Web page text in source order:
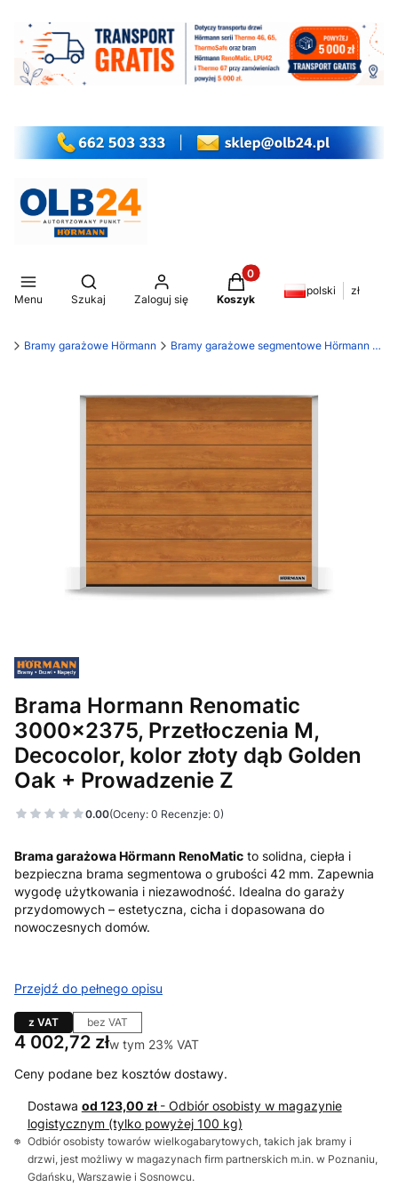
Menu
Otwórz wyszukiwarkę
Szukaj Zaloguj się
Produkty w koszyku: 0.
Koszyk
polski zł
Bramy garażowe Hörmann Bramy garażowe segmentowe Hörmann RenoMatic
Brama Hormann Renomatic
3000x2375, Przetłoczenia M,
Decocolor, kolor złoty dąb Golden
Oak + Prowadzenie Z
0.00(Oceny: 0 Recenzje: 0)
Brama garażowa Hörmann RenoMatic to solidna, ciepła i
bezpieczna brama segmentowa o grubości 42 mm. Zapewnia
wygodę użytkowania i niezawodność. Idealna do garaży
przydomowych – estetyczna, cicha i dopasowana do
nowoczesnych domów.
Przejdź do pełnego opisu
z VAT bez VAT
Cena
4 002,72 złw tym 23% VAT
w tym 23% VAT
Ceny podane bez kosztów dostawy.
Dostawa od 123,00 zł - Odbiór osobisty w magazynie
logistycznym (tylko powyżej 100 kg)
Odbiór osobisty towarów wielkogabarytowych, takich jak bramy i
drzwi, jest możliwy w magazynach firm partnerskich m.in. w Poznaniu,
Gdańsku, Warszawie i Sosnowcu.